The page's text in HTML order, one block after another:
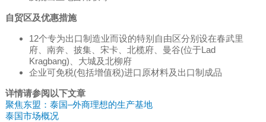
自贸区及优惠措施
12个专为出口制造业而设的特别自由区分别设在春武里
府、南奔、披集、宋卡、北榄府、曼谷(位于Lad
Kragbang)、大城及北柳府
企业可免税(包括增值税)进口原材料及出口制成品
详情请参阅以下文章
聚焦东盟：泰国–外商理想的生产基地
泰国市场概况